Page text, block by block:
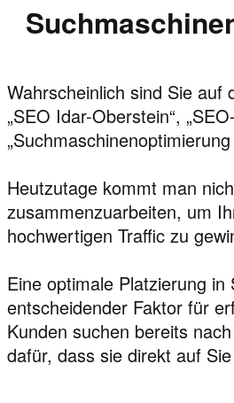
Wahrscheinlich sind Sie auf
„SEO Idar-Oberstein“,
Heutzutage kommt man
zusammenzuarbeiten, um
hochwertigen Traffic zu
Eine optimale Platzierung
entscheidender Faktor für
Kunden suchen bereits
dafür, dass sie direkt auf